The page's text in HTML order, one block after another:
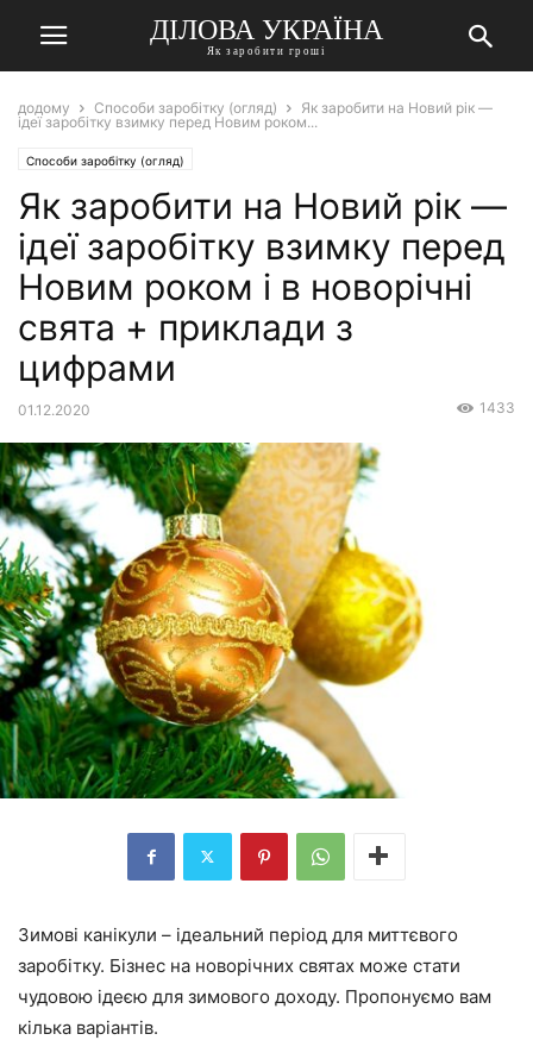
ДІЛОВА УКРАЇНА
Як заробити гроші
додому Способи заробітку (огляд)
Як заробити на Новий рік —
ідеї заробітку взимку перед Новим роком...
Способи заробітку (огляд)
Як заробити на Новий рік —
ідеї заробітку взимку перед
Новим роком і в новорічні
свята + приклади з
цифрами
01.12.2020 1433
Зимові канікули – ідеальний період для миттєвого
заробітку. Бізнес на новорічних святах може стати
чудовою ідеєю для зимового доходу. Пропонуємо вам
кілька варіантів.